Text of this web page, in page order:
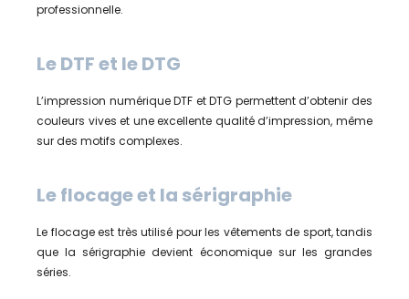
professionnelle.
Le DTF et le DTG
L’impression numérique DTF et DTG permettent d’obtenir des
couleurs vives et une excellente qualité d’impression, même
sur des motifs complexes.
Le flocage et la sérigraphie
Le flocage est très utilisé pour les vêtements de sport, tandis
que la sérigraphie devient économique sur les grandes
séries.